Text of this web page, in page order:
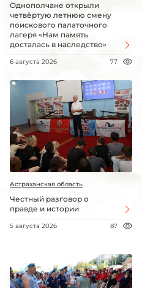
Однополчане открыли
четвёртую летнюю смену
поискового палаточного
лагеря «Нам память
досталась в наследство»
6 августа 2026 77
Астраханская область
Честный разговор о
правде и истории
5 августа 2026 87